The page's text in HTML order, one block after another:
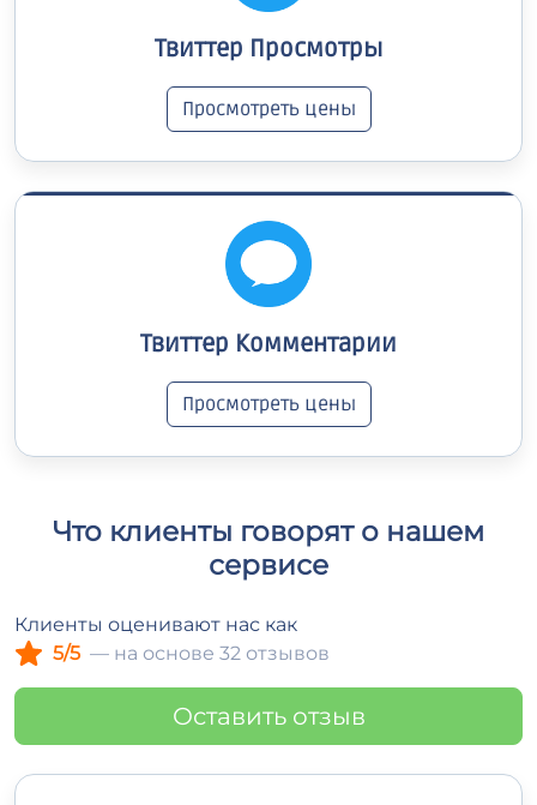
Твиттер Просмотры
Просмотреть цены
Твиттер Комментарии
Просмотреть цены
Что клиенты говорят о нашем
сервисе
Клиенты оценивают нас как
5/5 — на основе 32 отзывов
Оставить отзыв